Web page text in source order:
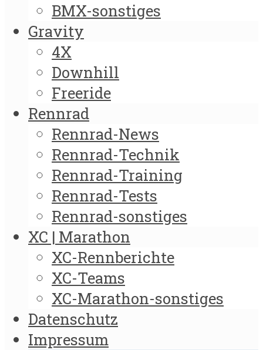
BMX-sonstiges
Gravity
4X
Downhill
Freeride
Rennrad
Rennrad-News
Rennrad-Technik
Rennrad-Training
Rennrad-Tests
Rennrad-sonstiges
XC | Marathon
XC-Rennberichte
XC-Teams
XC-Marathon-sonstiges
Datenschutz
Impressum